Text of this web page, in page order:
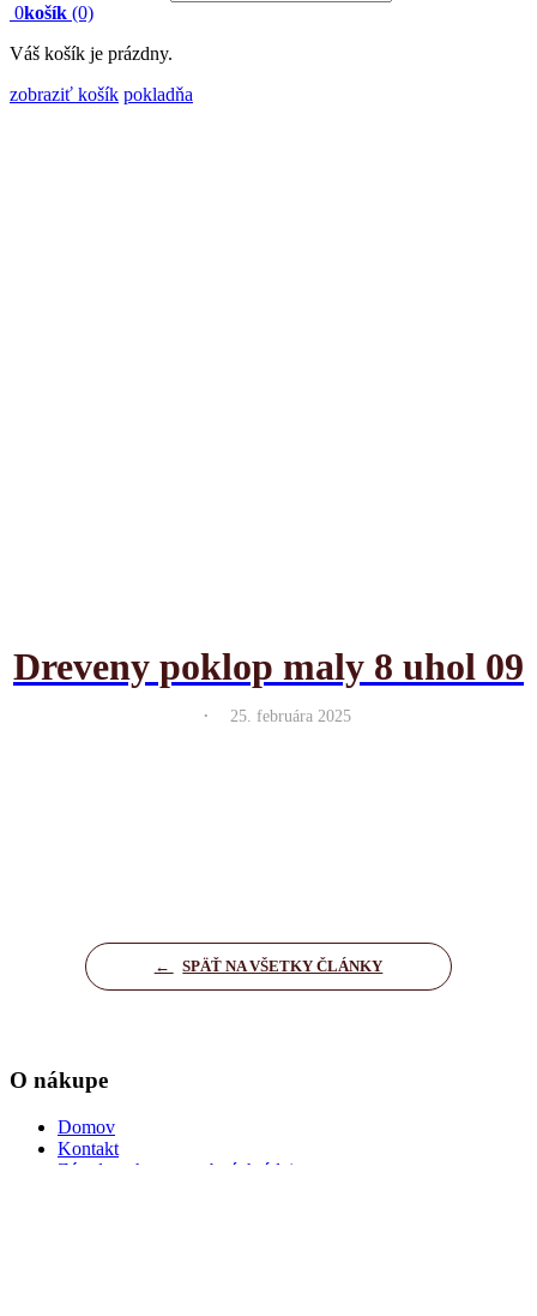
0košík (0)
Váš košík je prázdny.
zobraziť košík pokladňa
Dreveny poklop maly 8 uhol 09
. 25. februára 2025
← SPÄŤ NA VŠETKY ČLÁNKY
O nákupe
Domov
Kontakt
Zásady ochrany osobných údajov